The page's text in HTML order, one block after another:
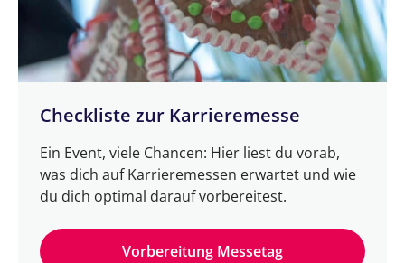
Checkliste zur Karrieremesse
Ein Event, viele Chancen: Hier liest du vorab,
was dich auf Karrieremessen erwartet und wie
du dich optimal darauf vorbereitest.
Vorbereitung Messetag